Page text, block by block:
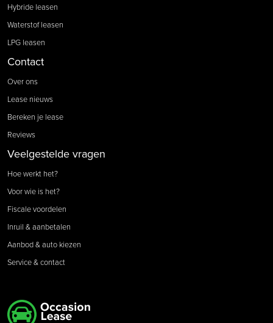
Hybride leasen
Waterstof leasen
LPG leasen
Contact
Over ons
Lease nieuws
Bereken je lease
Reviews
Veelgestelde vragen
Hoe werkt het?
Voor wie is het?
Fiscale voordelen
Inruil & aanbetalen
Aanbod & auto kiezen
Service & contact